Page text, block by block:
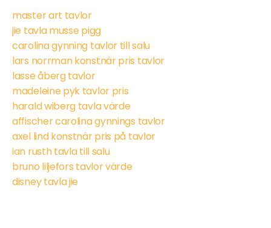
master art tavlor
jie tavla musse pigg
carolina gynning tavlor till salu
lars norrman konstnär pris tavlor
lasse åberg tavlor
madeleine pyk tavlor pris
harald wiberg tavla värde
affischer carolina gynnings tavlor
axel lind konstnär pris på tavlor
ian rusth tavla till salu
bruno liljefors tavlor värde
disney tavla jie